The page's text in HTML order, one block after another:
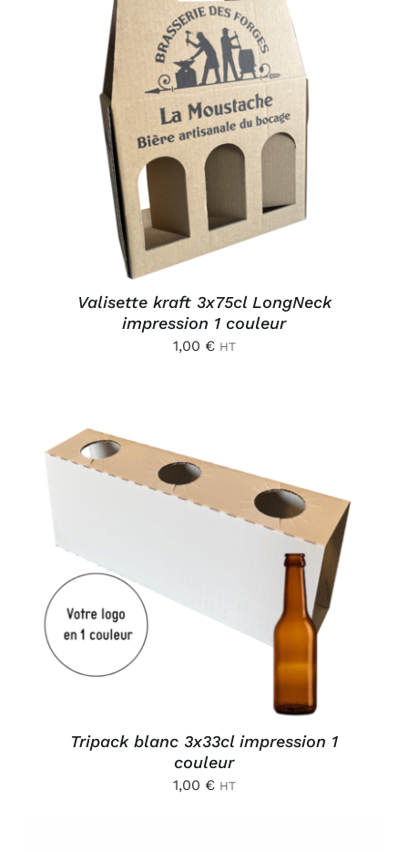
AJOUTER AU PANIER
DÉTAILS
Valisette kraft 3x75cl LongNeck
impression 1 couleur
1,00 € HT
DÉTAILS
Tripack blanc 3x33cl impression 1
couleur
1,00 € HT